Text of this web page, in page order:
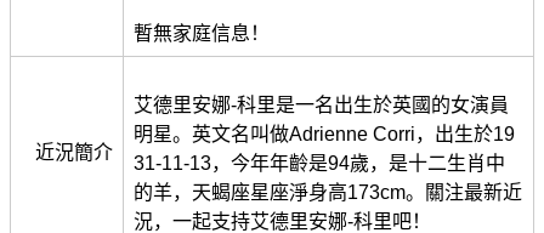
暫無家庭信息！
近況簡介
艾德里安娜-科里是一名出生於英國的女演員
明星。英文名叫做Adrienne Corri，出生於19
31-11-13，今年年齡是94歲，是十二生肖中
的羊，天蝎座星座淨身高173cm。關注最新近
況，一起支持艾德里安娜-科里吧！